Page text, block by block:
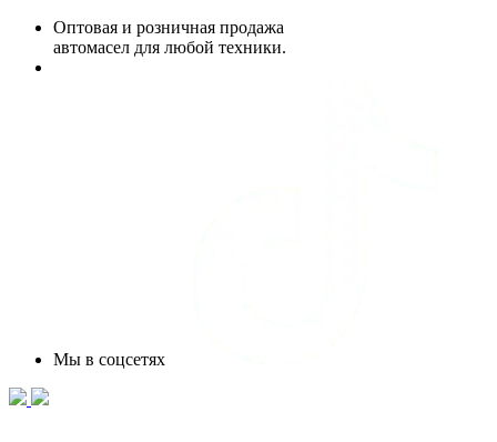
Оптовая и розничная продажа
автомасел для любой техники.
Мы в соцсетях